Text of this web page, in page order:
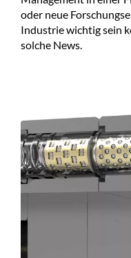
oder neue
Industrie wichtig sein
solche News.